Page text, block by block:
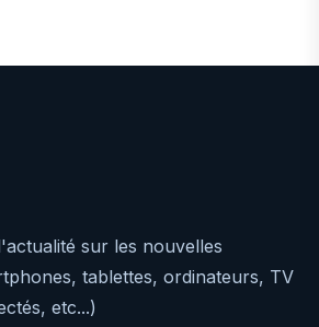
sur les nouvelles
tablettes, ordinateurs, TV
etc...)